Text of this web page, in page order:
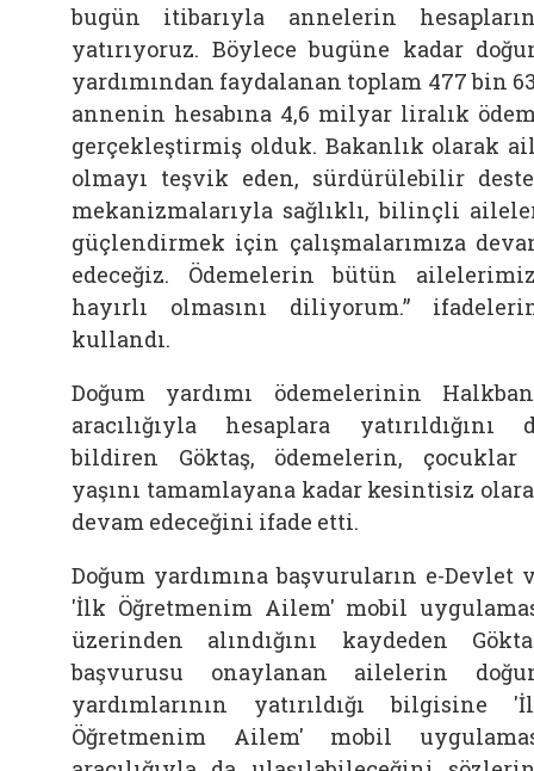
bugün itibarıyla annelerin
yatırıyoruz. Böylece bugüne kadar
yardımından faydalanan toplam 477 bin
annenin hesabına 4,6 milyar liralık
gerçekleştirmiş olduk. Bakanlık olarak
olmayı teşvik eden, sürdürülebilir
mekanizmalarıyla sağlıklı, bilinçli
güçlendirmek için çalışmalarımıza
edeceğiz. Ödemelerin bütün
hayırlı olmasını diliyorum.”
kullandı.
Doğum yardımı ödemelerinin
aracılığıyla hesaplara yatırıldığını
bildiren Göktaş, ödemelerin, çocuklar
yaşını tamamlayana kadar kesintisiz
devam edeceğini ifade etti.
Doğum yardımına başvuruların e-Devlet
'İlk Öğretmenim Ailem' mobil
üzerinden alındığını kaydeden
başvurusu onaylanan ailelerin
yardımlarının yatırıldığı bilgisine
Öğretmenim Ailem' mobil